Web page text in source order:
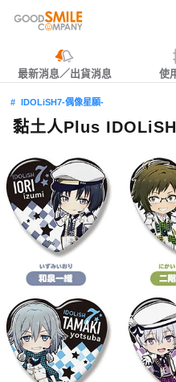
最新消息／出貨消息 使
IDOLiSH7-偶像星願-
黏土人Plus